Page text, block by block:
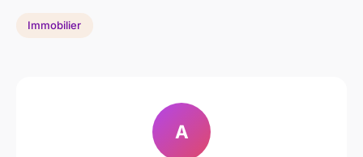
Immobilier
A